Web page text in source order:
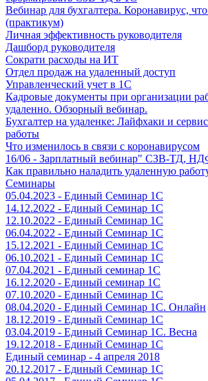
Вебинар для бухгалтера. Коронавирус,
(практикум)
Личная эффективность руководителя
Дашборд руководителя
Сократи расходы на ИТ
Отдел продаж на удаленный доступ
Управленческий учет в 1С
Кадровые документы при организации
удаленно. Обзорный вебинар.
Бухгалтер на удаленке: Лайфхаки и
работы
Что изменилось в связи с коронавирусом
16/06 - Зарплатный вебинар" СЗВ-ТД,
Как правильно наладить удаленную
Семинары
05.04.2023 - Единый Семинар 1С
14.12.2022 - Единый Семинар 1С
12.10.2022 - Единый Семинар 1С
06.04.2022 - Единый Семинар 1С
15.12.2021 - Единый Семинар 1С
06.10.2021 - Единый Семинар 1С
07.04.2021 - Единый семинар 1С
16.12.2020 - Единый семинар 1С
07.10.2020 - Единый Семинар 1С
08.04.2020 - Единый Семинар 1С. Онлайн
18.12.2019 - Единый Семинар 1С
03.04.2019 - Единый Семинар 1С. Весна
19.12.2018 - Единый Семинар 1С
Единый семинар - 4 апреля 2018
20.12.2017 - Единый Семинар 1С